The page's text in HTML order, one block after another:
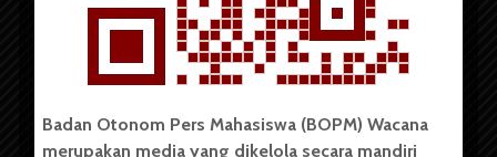
Copyright © 2023. All rights reserved BOPM WACANA.
Badan Otonom Pers Mahasiswa (BOPM) Wacana
merupakan media yang dikelola secara mandiri